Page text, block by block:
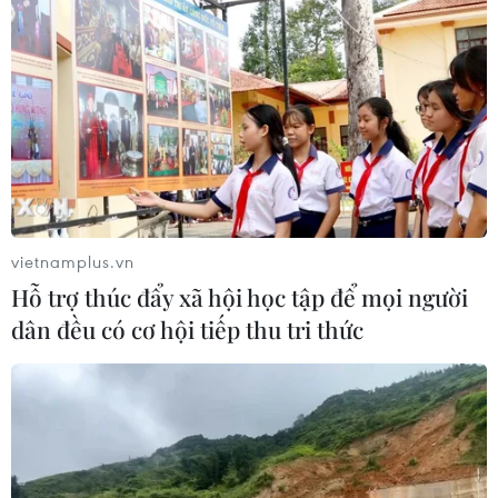
CƠ QUAN CHỦ QUẢN: THÔNG TẤN XÃ VIỆT NAM
Tổng Biên tập: TRẦN TIẾN DUẨN
Phó Tổng Biên tập: NGUYỄN THỊ TÁM, KHÚC THANH
Sở hữu trí tuệ
Quy định sử dụng
Ngôn ngữ
Quảng cáo
Liên hệ
vietnamplus.vn
Hỗ trợ thúc đẩy xã hội học tập để mọi người
dân đều có cơ hội tiếp thu tri thức